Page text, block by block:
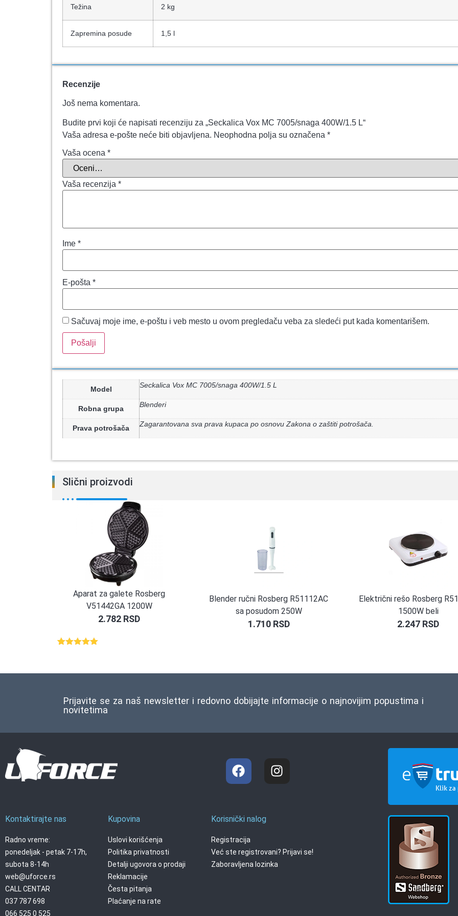
Težina 2 kg
Zapremina posude 1,5 l
Recenzije
Još nema komentara.
Budite prvi koji će napisati recenziju za „Seckalica Vox MC 7005/snaga 400W/1.5 L“
Vaša adresa e-pošte neće biti objavljena. Neophodna polja su označena *
Vaša ocena *
Vaša recenzija *
Ime *
E-pošta *
Sačuvaj moje ime, e-poštu i veb mesto u ovom pregledaču veba za sledeći put kada komentarišem.
Model Seckalica Vox MC 7005/snaga 400W/1.5 L
Robna grupa Blenderi
Prava potrošača Zagarantovana sva prava kupaca po osnovu Zakona o zaštiti potrošača.
Slični proizvodi
Aparat za galete Rosberg
V51442GA 1200W
2.782 RSD
ocene
Blender ručni Rosberg R51112AC
sa posudom 250W
1.710 RSD
Električni rešo Rosberg
1500W beli
2.247 RSD
Prijavite se za naš newsletter i redovno dobijajte informacije o najnovijim popustima i
novitetima
Kontaktirajte nas
Radno vreme:
ponedeljak - petak 7-17h,
subota 8-14h
web@uforce.rs
CALL CENTAR
037 787 698
066 525 0 525
Kupovina
Uslovi korišćenja
Politika privatnosti
Detalji ugovora o prodaji
Reklamacije
Česta pitanja
Plaćanje na rate
Korisnički nalog
Registracija
Već ste registrovani? Prijavi se!
Zaboravljena lozinka